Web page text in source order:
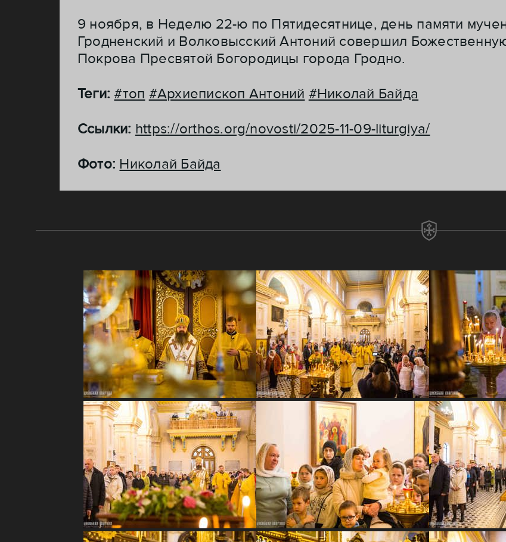
9 ноября, в Неделю 22-ю по Пятидесятнице, день памяти
Гродненский и Волковысский Антоний совершил
Покрова Пресвятой Богородицы города Гродно.
Теги:#топ #Архиепископ Антоний #Николай Байда
Ссылки: https://orthos.org/novosti/2025-11-09-liturgiya/
Фото: Николай Байда